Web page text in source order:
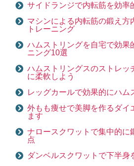
サイドランジで内転筋を効率
マシンによる内転筋の鍛え方
トレーニング
ハムストリングを自宅で効果
ニング10選
ハムストリングスのストレッ
に柔軟しよう
レッグカールで効果的にハム
外もも痩せで美脚を作るダイ
ます
ナロースクワットで集中的に
点
ダンベルスクワットで下半身